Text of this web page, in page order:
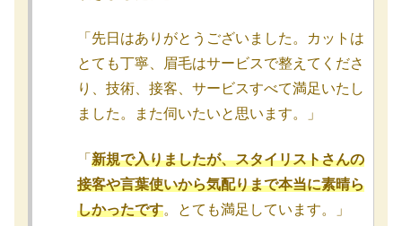
「先日はありがとうございました。カットは
とても丁寧、眉毛はサービスで整えてくださ
り、技術、接客、サービスすべて満足いたし
ました。また伺いたいと思います。」
「 新規で入りましたが、スタイリストさんの
接客や言葉使いから気配りまで本当に素晴ら
しかったです。とても満足しています。」